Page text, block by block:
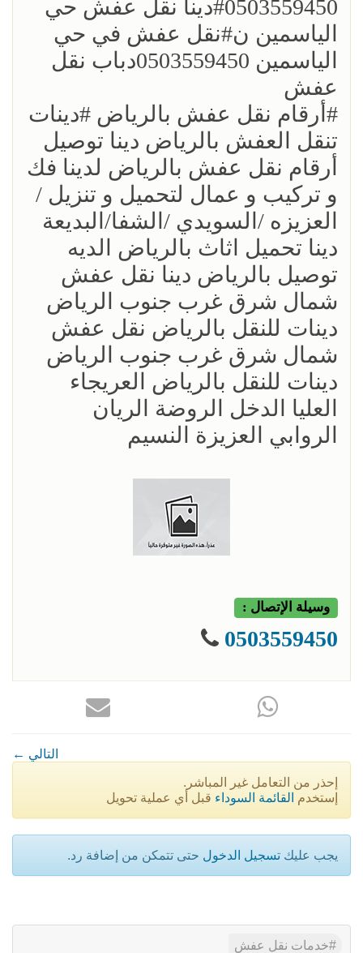
0503559450؜#دينا نقل عفش حي
الياسمين ن؜#نقل عفش في حي
الياسمين 0503559450دباب نقل
عفش
؜؜#أرقام نقل عفش بالرياض ؜#دينات
تنقل العفش بالرياض دينا توصيل
أرقام نقل عفش بالرياض لدينا فك
و تركيب و عمال لتحميل و تنزيل /
العزيزه /السويدي /الشفا/البديعة
دينا تحميل اثاث بالرياض الديه
توصيل بالرياض دينا نقل عفش
شمال شرق غرب جنوب الرياض
دينات للنقل بالرياض نقل عفش
شمال شرق غرب جنوب الرياض
دينات للنقل بالرياض العريجاء
العليا الدخل الروضة الريان
الروابي العزيزة النسيم
وسيلة الإتصال :
0503559450
← التالي
إحذر من التعامل غير المباشر.
إستخدم القائمة السوداء قبل أي عملية تحويل
يجب عليك تسجيل الدخول حتى تتمكن من إضافة رد.
خدمات نقل عفش